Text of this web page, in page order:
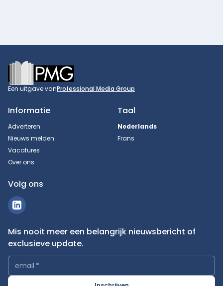
Footer
Een uitgave vanProfessional Media Group
Informatie
Adverteren
Nieuws melden
Vacatures
Over ons
Taal
Nederlands
Frans
Volg ons
Mis nooit meer een belangrijk nieuwsbericht of
exclusieve update.
email *